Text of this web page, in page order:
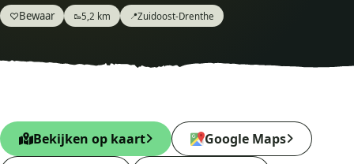
♡Bewaar 🥾5,2 km 📍Zuidoost-Drenthe
Bekijken op kaart
Google Maps